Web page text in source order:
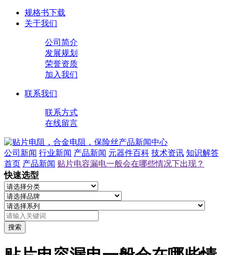
规格书下载
关于我们
公司简介
发展规划
荣誉资质
加入我们
联系我们
联系方式
在线留言
公司新闻 行业新闻 产品新闻 元器件百科 技术资讯 知识解答
首页 产品新闻 贴片电容漏电一般会在哪些情况下出现？
快速选型
搜索